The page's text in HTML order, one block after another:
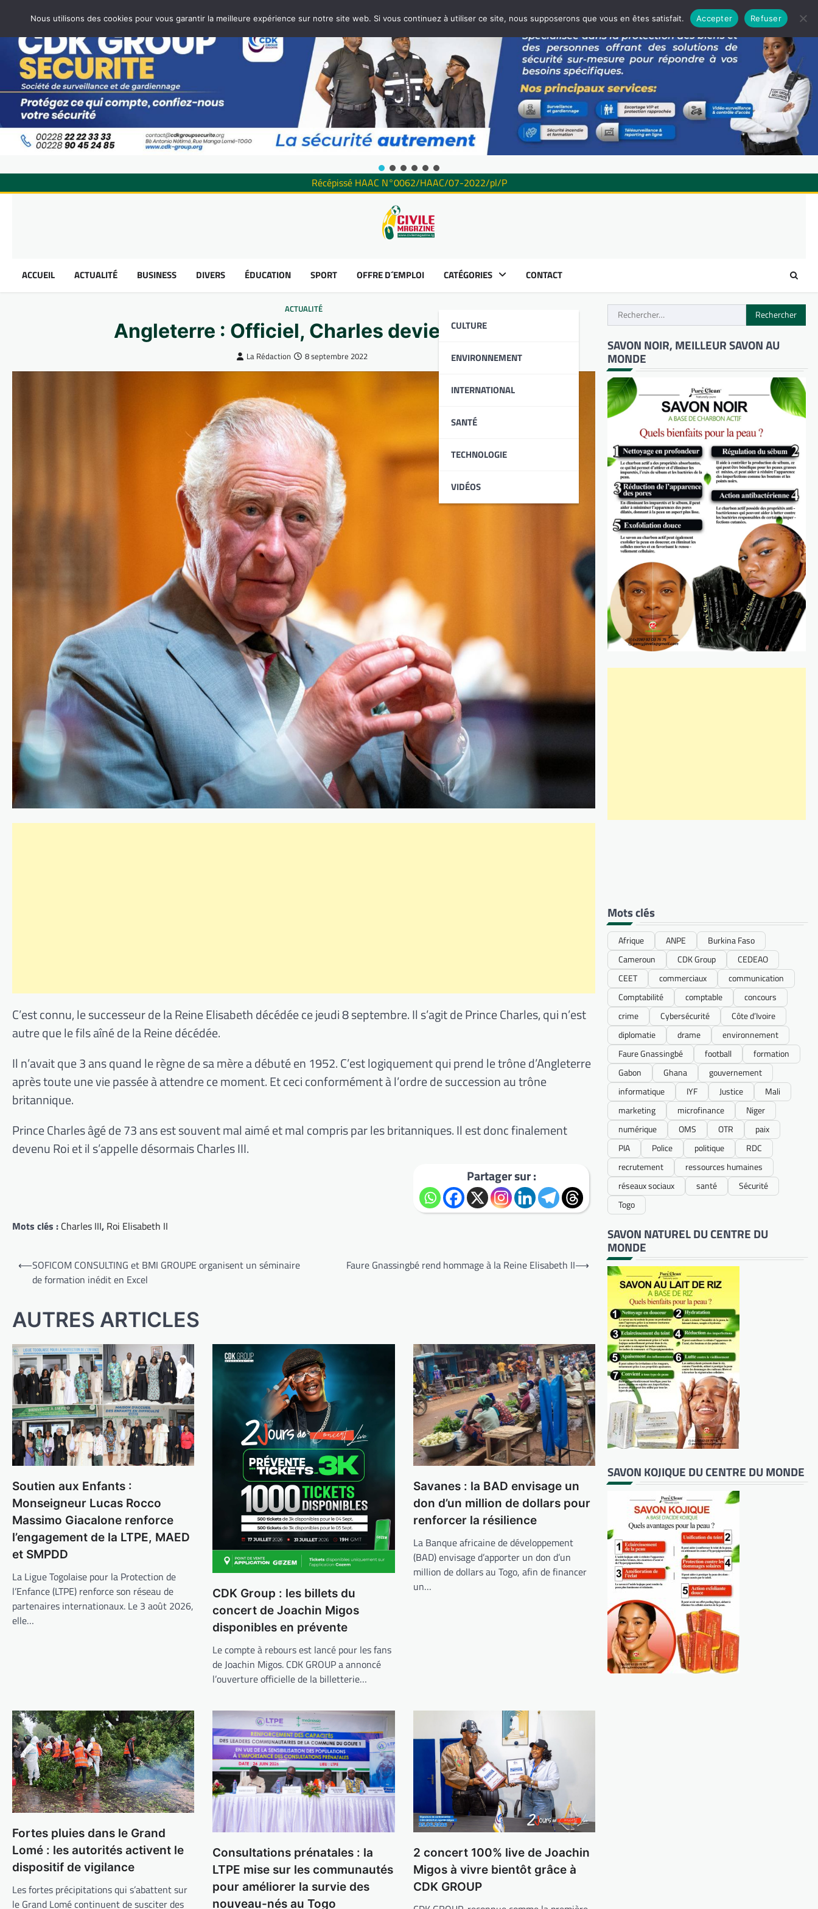
Récépissé HAAC N°0062/HAAC/07-2022/pl/P
ACCUEIL ACTUALITÉ BUSINESS DIVERS ÉDUCATION SPORT OFFRE D´EMPLOI CATÉGORIES
CULTURE
ENVIRONNEMENT
INTERNATIONAL
SANTÉ
TECHNOLOGIE
VIDÉOS
CONTACT
ACTUALITÉ
Angleterre : Officiel, Charles devient Roi
La Rédaction 8 septembre 2022
C’est connu, le successeur de la Reine Elisabeth décédée ce jeudi 8 septembre. Il s’agit de Prince Charles, qui n’est
autre que le fils aîné de la Reine décédée.
Il n’avait que 3 ans quand le règne de sa mère a débuté en 1952. C’est logiquement qui prend le trône d’Angleterre
après toute une vie passée à attendre ce moment. Et ceci conformément à l’ordre de succession au trône
britannique.
Prince Charles âgé de 73 ans est souvent mal aimé et mal compris par les britanniques. Il est donc finalement
devenu Roi et il s’appelle désormais Charles III.
Partager sur :
Mots clés : Charles III, Roi Elisabeth II
Navigation
⟵SOFICOM CONSULTING et BMI GROUPE organisent un séminaire
de formation inédit en Excel
Faure Gnassingbé rend hommage à la Reine Elisabeth II⟶
AUTRES ARTICLES
Soutien aux Enfants :
Monseigneur Lucas Rocco
Massimo Giacalone renforce
l’engagement de la LTPE, MAED
et SMPDD
La Ligue Togolaise pour la Protection de
l’Enfance (LTPE) renforce son réseau de
partenaires internationaux. Le 3 août 2026,
elle…
CDK Group : les billets du
concert de Joachin Migos
disponibles en prévente
Le compte à rebours est lancé pour les fans
de Joachin Migos. CDK GROUP a annoncé
l’ouverture officielle de la billetterie…
Savanes : la BAD envisage un
don d’un million de dollars pour
renforcer la résilience
La Banque africaine de développement
(BAD) envisage d’apporter un don d’un
million de dollars au Togo, afin de financer
un…
Fortes pluies dans le Grand
Lomé : les autorités activent le
dispositif de vigilance
Les fortes précipitations qui s’abattent sur
le Grand Lomé continuent de susciter des
Consultations prénatales : la
LTPE mise sur les communautés
pour améliorer la survie des
nouveau-nés au Togo
2 concert 100% live de Joachin
Migos à vivre bientôt grâce à
CDK GROUP
Rechercher :
SAVON NOIR, MEILLEUR SAVON AU
MONDE
Mots clés
Afrique ANPE
Burkina Faso
Cameroun
CDK Group
CEDEAO
CEET
commerciaux
communication
Comptabilité
comptable
concours
crime
Cybersécurité
Côte d’Ivoire
diplomatie
drame
environnement
Faure Gnassingbé
football
formation
Gabon
Ghana
gouvernement
informatique
IYF Justice
Mali
marketing
microfinance
Niger
numérique
OMS OTR
paix
PIA
Police politique
RDC
recrutement
ressources humaines
réseaux sociaux
santé
Sécurité
Togo
SAVON NATUREL DU CENTRE DU
MONDE
SAVON KOJIQUE DU CENTRE DU MONDE
Nous utilisons des cookies pour vous garantir la meilleure expérience sur notre site web. Si vous continuez à utiliser ce site, nous supposerons que vous en êtes satisfait. Accepter Refuser